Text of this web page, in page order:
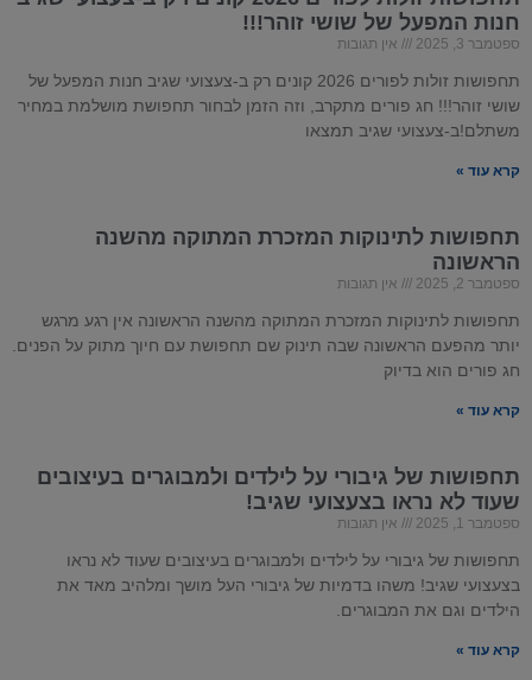
חנות המפעל של שושי זוהר!!!
ספטמבר 3, 2025 אין תגובות
תחפושות זולות לפורים 2026 קונים רק ב-צעצועי שגיב חנות המפעל של
שושי זוהר!!! חג פורים מתקרב, וזה הזמן לבחור תחפושת מושלמת במחיר
משתלם!ב-צעצועי שגיב תמצאו
קרא עוד »
תחפושות לתינוקות המזכרת המתוקה מהשנה
הראשונה
ספטמבר 2, 2025 אין תגובות
תחפושות לתינוקות המזכרת המתוקה מהשנה הראשונה אין רגע מרגש
יותר מהפעם הראשונה שבה תינוק שם תחפושת עם חיוך מתוק על הפנים.
חג פורים הוא בדיוק
קרא עוד »
תחפושות של גיבורי על לילדים ולמבוגרים בעיצובים
שעוד לא נראו בצעצועי שגיב!
ספטמבר 1, 2025 אין תגובות
תחפושות של גיבורי על לילדים ולמבוגרים בעיצובים שעוד לא נראו
בצעצועי שגיב! משהו בדמיות של גיבורי העל מושך ומלהיב מאד את
הילדים וגם את המבוגרים.
קרא עוד »